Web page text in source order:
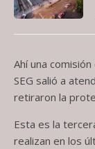
Ahí una
SEG salió a
retiraron la
Esta es la
realizan en los